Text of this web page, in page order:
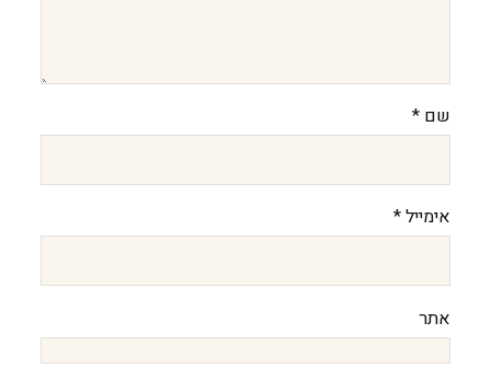
שם *
אימייל*
אתר